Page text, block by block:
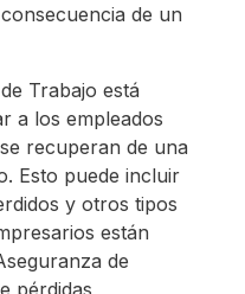
de un
Trabajo está
a los empleados
recuperan de una
Esto puede incluir
y otros tipos
están
de